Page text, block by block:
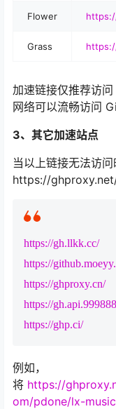
Flower
Grass
加速链接仅推荐访
网络可以流畅访问
3、其它加速站点
当以上链接无法访
https://ghproxy.net/
https://gh.llkk.cc/
https://
https://ghproxy.cn/
https://
https://ghp.ci/
例如，
将 https://
om/pdone/lx-